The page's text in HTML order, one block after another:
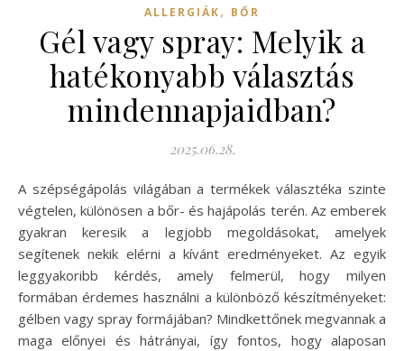
ALLERGIÁK, BŐR
Gél vagy spray: Melyik a
hatékonyabb választás
mindennapjaidban?
2025.06.28.
A szépségápolás világában a termékek választéka szinte
végtelen, különösen a bőr- és hajápolás terén. Az emberek
gyakran keresik a legjobb megoldásokat, amelyek
segítenek nekik elérni a kívánt eredményeket. Az egyik
leggyakoribb kérdés, amely felmerül, hogy milyen
formában érdemes használni a különböző készítményeket:
gélben vagy spray formájában? Mindkettőnek megvannak a
maga előnyei és hátrányai, így fontos, hogy alaposan